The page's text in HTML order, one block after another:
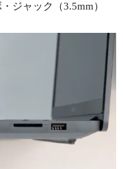
ジャック（3.5mm）